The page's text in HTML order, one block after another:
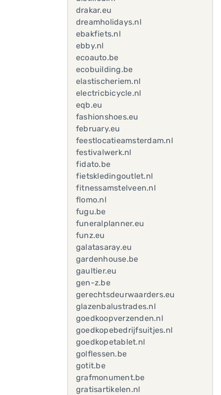
drakar.eu
dreamholidays.nl
ebakfiets.nl
ebby.nl
ecoauto.be
ecobuilding.be
elastischeriem.nl
electricbicycle.nl
eqb.eu
fashionshoes.eu
february.eu
feestlocatieamsterdam.nl
festivalwerk.nl
fidato.be
fietskledingoutlet.nl
fitnessamstelveen.nl
flomo.nl
fugu.be
funeralplanner.eu
funz.eu
galatasaray.eu
gardenhouse.be
gaultier.eu
gen-z.be
gerechtsdeurwaarders.eu
glazenbalustrades.nl
goedkoopverzenden.nl
goedkopebedrijfsuitjes.nl
goedkopetablet.nl
golflessen.be
gotit.be
grafmonument.be
gratisartikelen.nl